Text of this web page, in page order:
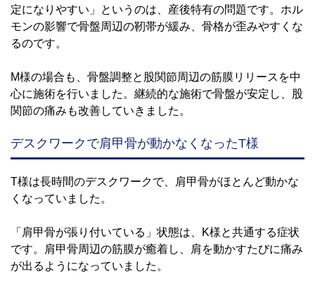
定になりやすい」というのは、産後特有の問題です。ホル
モンの影響で骨盤周辺の靭帯が緩み、骨格が歪みやすくな
るのです。
M様の場合も、骨盤調整と股関節周辺の筋膜リリースを中
心に施術を行いました。継続的な施術で骨盤が安定し、股
関節の痛みも改善していきました。
デスクワークで肩甲骨が動かなくなったT様
T様は長時間のデスクワークで、肩甲骨がほとんど動かな
くなっていました。
「肩甲骨が張り付いている」状態は、K様と共通する症状
です。肩甲骨周辺の筋膜が癒着し、肩を動かすたびに痛み
が出るようになっていました。